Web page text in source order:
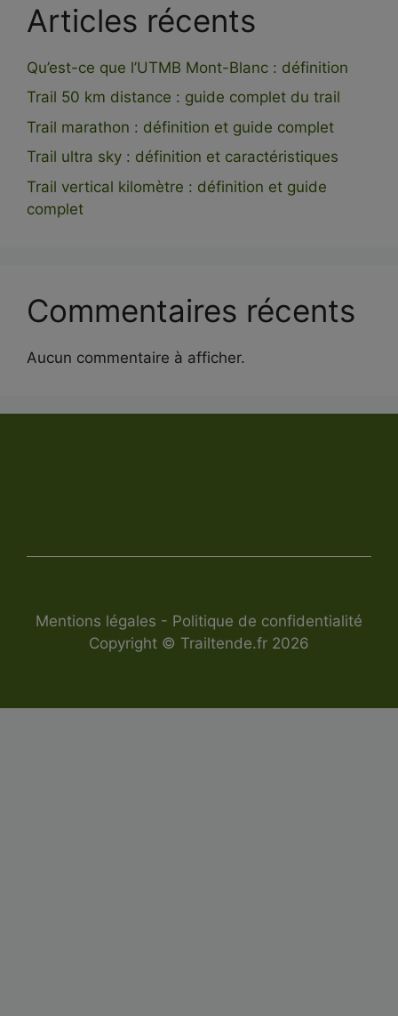
Articles récents
Qu’est-ce que l’UTMB Mont-Blanc : définition
Trail 50 km distance : guide complet du trail
Trail marathon : définition et guide complet
Trail ultra sky : définition et caractéristiques
Trail vertical kilomètre : définition et guide
complet
Commentaires récents
Aucun commentaire à afficher.
Copyright © Trailtende.fr 2026
Mentions légales - Politique de confidentialité